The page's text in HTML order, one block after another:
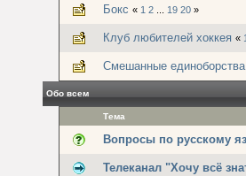
Бокс « 1 2 19 20 »
Клуб любителей хоккея « 1
Смешанные единоборства
Обо всем
Тема
Вопросы по русскому
Телеканал "Хочу всё